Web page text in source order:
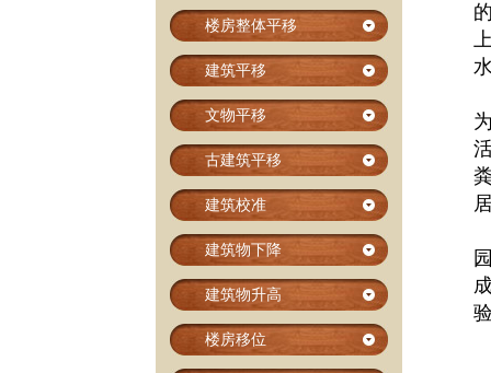
楼房整体平移
建筑平移
文物平移
古建筑平移
建筑校准
建筑物下降
建筑物升高
楼房移位